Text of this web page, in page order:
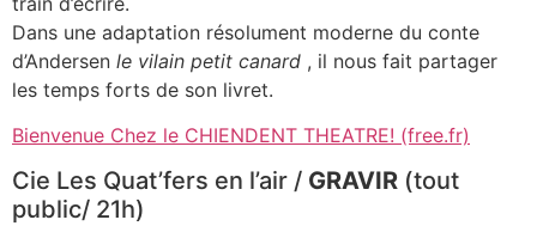
Dans une adaptation résolument moderne du conte
d’Andersen le vilain petit canard , il nous fait partager
les temps forts de son livret.
Bienvenue Chez le CHIENDENT THEATRE! (free.fr)
Cie Les Quat’fers en l’air / GRAVIR (tout
public/ 21h)